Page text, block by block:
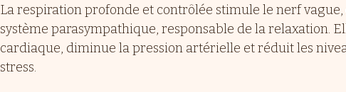
La respiration profonde et contrôlée stimule le nerf
système parasympathique, responsable de la relaxation.
cardiaque, diminue la pression artérielle et réduit les
stress.